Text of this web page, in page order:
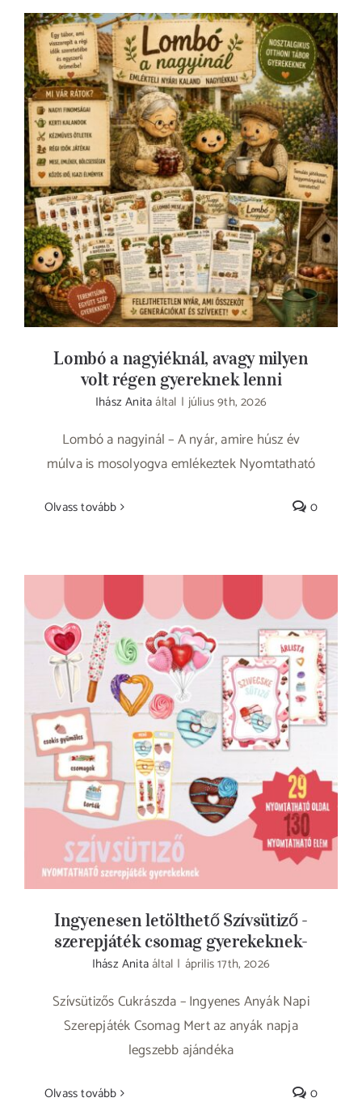
Lombó a nagyiéknál, avagy milyen volt
régen gyereknek lenni
Lombó a nagyiéknál, avagy milyen
volt régen gyereknek lenni
Ihász Anitaáltal | július 9th, 2026
Lombó a nagyinál – A nyár, amire húsz év
múlva is mosolyogva emlékeztek Nyomtatható
Olvass tovább 0
Ingyenesen letölthető Szívsütiző -
szerepjáték csomag gyerekeknek-
Ingyenesen letölthető Szívsütiző -
szerepjáték csomag gyerekeknek-
Ihász Anitaáltal | április 17th, 2026
Szívsütizős Cukrászda – Ingyenes Anyák Napi
Szerepjáték Csomag Mert az anyák napja
legszebb ajándéka
Olvass tovább 0